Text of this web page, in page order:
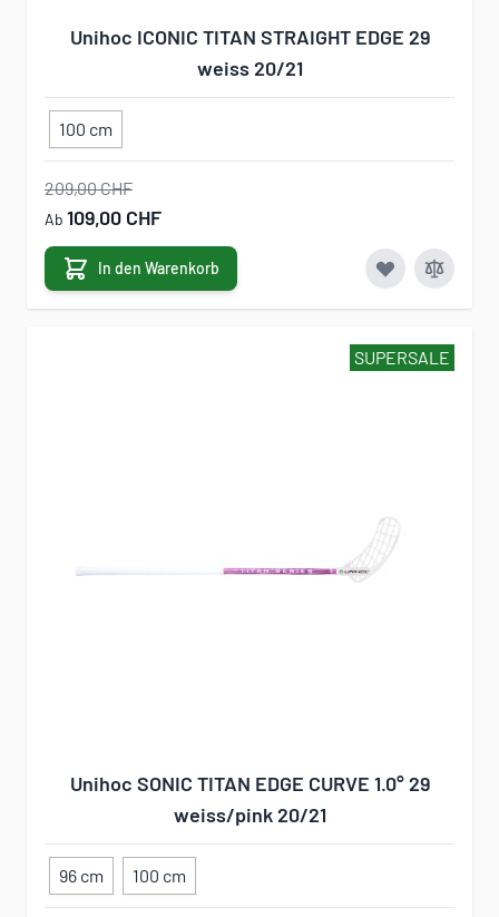
Unihoc ICONIC TITAN STRAIGHT EDGE 29
weiss 20/21
100 cm
209,00 CHF
Ab 109,00 CHF
In den Warenkorb
SUPERSALE
Unihoc SONIC TITAN EDGE CURVE 1.0° 29
weiss/pink 20/21
96 cm 100 cm